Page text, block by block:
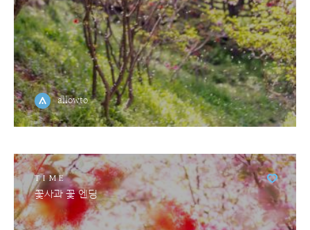
allowto
TIME
꽃사과 꽃 엔딩